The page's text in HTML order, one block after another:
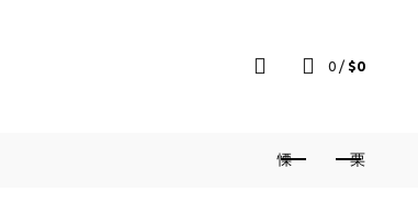
0 / $0